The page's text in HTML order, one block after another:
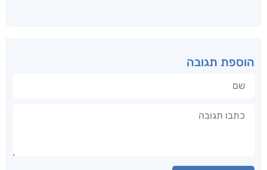
הוספת תגובה